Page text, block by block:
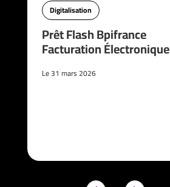
Digitalisation
Prêt Flash Bpifrance
Facturation Électronique
Le 31 mars 2026